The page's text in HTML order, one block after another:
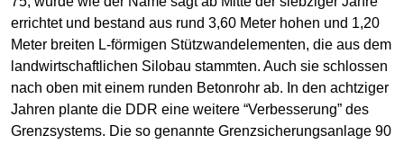
errichtet und bestand aus rund 3,60 Meter hohen und 1,20
Meter breiten L-förmigen Stützwandelementen, die aus dem
landwirtschaftlichen Silobau stammten. Auch sie schlossen
nach oben mit einem runden Betonrohr ab. In den achtziger
Jahren plante die DDR eine weitere “Verbesserung” des
Grenzsystems. Die so genannte Grenzsicherungsanlage 90